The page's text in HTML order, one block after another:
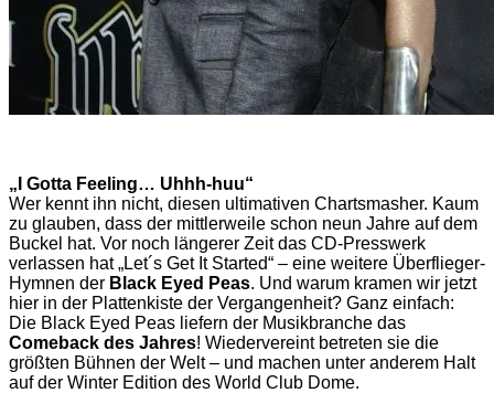
„I Gotta Feeling… Uhhh-huu“
Wer kennt ihn nicht, diesen ultimativen Chartsmasher. Kaum
zu glauben, dass der mittlerweile schon neun Jahre auf dem
Buckel hat. Vor noch längerer Zeit das CD-Presswerk
verlassen hat „Let´s Get It Started“ – eine weitere Überflieger-
Hymnen der Black Eyed Peas. Und warum kramen wir jetzt
hier in der Plattenkiste der Vergangenheit? Ganz einfach:
Die Black Eyed Peas liefern der Musikbranche das
Comeback des Jahres! Wiedervereint betreten sie die
größten Bühnen der Welt – und machen unter anderem Halt
auf der Winter Edition des World Club Dome.